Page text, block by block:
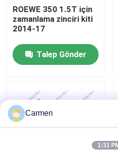
Kalite Kontrolü
Bizimle İletişim
Teklif Et
Zamanlama Zinciri Kiti
ROEWE 350 1.5T için
zamanlama zinciri kiti
2014-17
Talep Gönder
Carmen
1:31